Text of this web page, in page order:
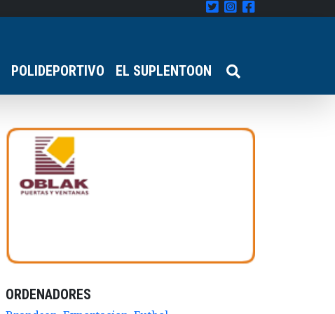
POLIDEPORTIVO EL SUPLENTOON
ORDENADORES